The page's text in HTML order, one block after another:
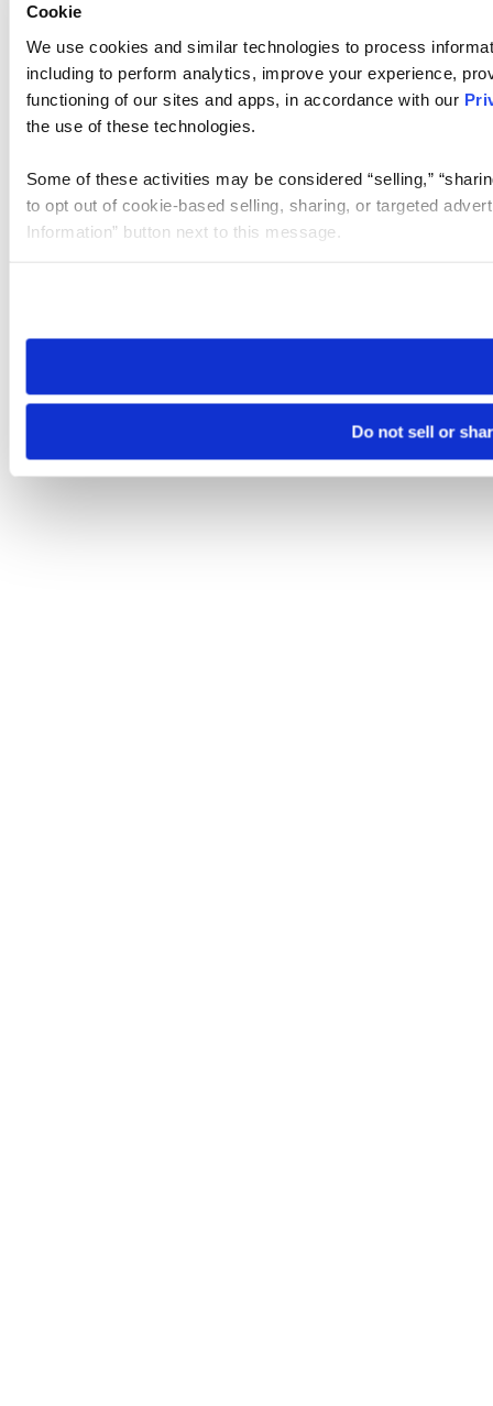
Cookie
We use cookies and similar technologies to process
including to perform analytics, improve your experience,
functioning of our sites and apps, in accordance with our
the use of these technologies.
Some of these activities may be considered “selling,”
to opt out of cookie-based selling, sharing, or targeted
Information” button next to this message.
need to be set again.
Do not sell or